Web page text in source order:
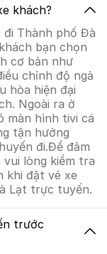
khách?
Thành phố Đà
bạn chọn
cơ bản như
chỉnh độ ngả
hòa hiện đại
Ngoài ra ở
màn hình tivi cá
tận hưởng
đi.Để đảm
lòng kiểm tra
khi đặt vé xe
Lạt trực tuyến.
trước